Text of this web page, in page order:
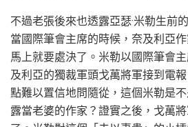
不過老張後來也透露亞瑟·米勒生前
當國際筆會主席的時候，奈及利亞
馬上就要處決了。米勒以國際筆會
及利亞的獨裁軍頭戈萬將軍接到電
點難以置信地問隨從，這個米勒是
露當老婆的作家？證實之後，戈萬